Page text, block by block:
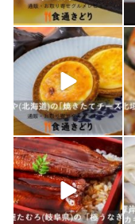
1月 21
shokutuu_kidori
1月 17
shokutuu_kidori